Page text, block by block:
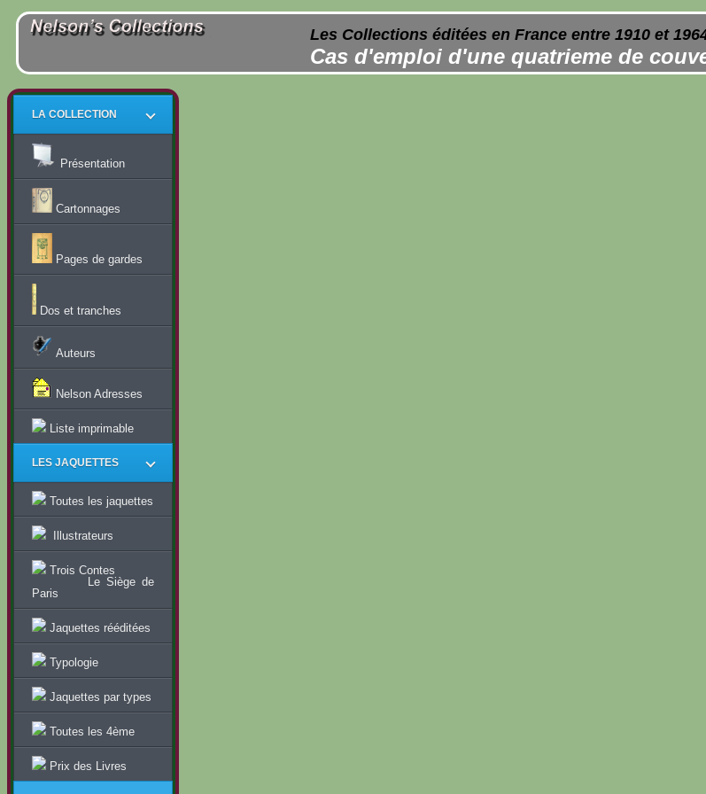
Les Collections éditées en France entre 1910 et
Cas d'emploi d'une quatrieme de
LA COLLECTION
Présentation
Cartonnages
Pages de gardes
Dos et tranches
Auteurs
Nelson Adresses
Liste imprimable
LES JAQUETTES
Toutes les jaquettes
Illustrateurs
Trois Contes
Le Siège de
Paris
Jaquettes rééditées
Typologie
Jaquettes par types
Toutes les 4ème
Prix des Livres